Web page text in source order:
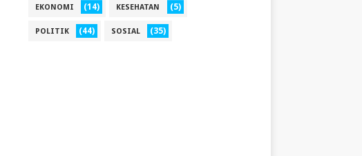
EKONOMI (14) KESEHATAN (5)
POLITIK (44) SOSIAL (35)